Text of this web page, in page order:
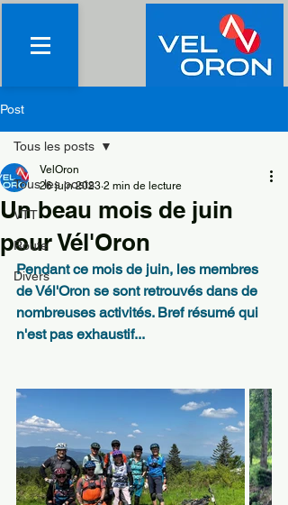
Post
Tous les posts
VTT
Route
Divers
Tous les posts
Un beau mois de juin
pour Vél'Oron
VelOron
26 juin 2023 2 min de lecture
Pendant ce mois de juin, les membres
de Vél'Oron se sont retrouvés dans de
nombreuses activités. Bref résumé qui
n'est pas exhaustif...